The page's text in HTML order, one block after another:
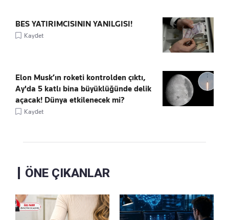
BES YATIRIMCISININ YANILGISI!
Kaydet
Elon Musk’ın roketi kontrolden çıktı,
Ay'da 5 katlı bina büyüklüğünde delik
açacak! Dünya etkilenecek mi?
Kaydet
ÖNE ÇIKANLAR